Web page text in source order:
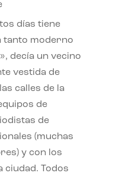
días tiene
tanto moderno
decía un vecino
vestida de
calles de la
de
de
(muchas
y con los
ciudad. Todos